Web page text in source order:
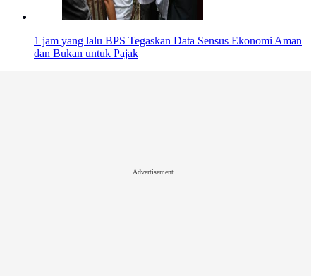
1 jam yang lalu BPS Tegaskan Data Sensus Ekonomi Aman
dan Bukan untuk Pajak
Advertisement